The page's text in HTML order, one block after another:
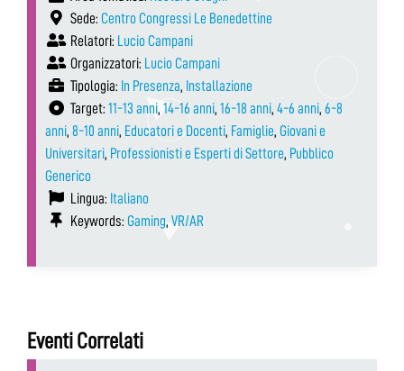
Sede: Centro Congressi Le Benedettine
Relatori: Lucio Campani
Organizzatori: Lucio Campani
Tipologia: In Presenza, Installazione
Target: 11-13 anni, 14-16 anni, 16-18 anni, 4-6 anni, 6-8
anni, 8-10 anni, Educatori e Docenti, Famiglie, Giovani e
Universitari, Professionisti e Esperti di Settore, Pubblico
Generico
Lingua: Italiano
Keywords: Gaming, VR/AR
Eventi Correlati